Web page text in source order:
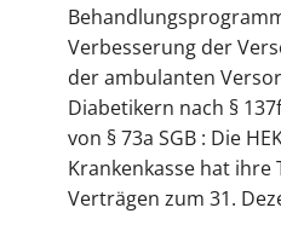
Verbesserung der
der ambulanten
Diabetikern nach §
von § 73a SGB : Die
Krankenkasse hat ihre
Verträgen zum 31.